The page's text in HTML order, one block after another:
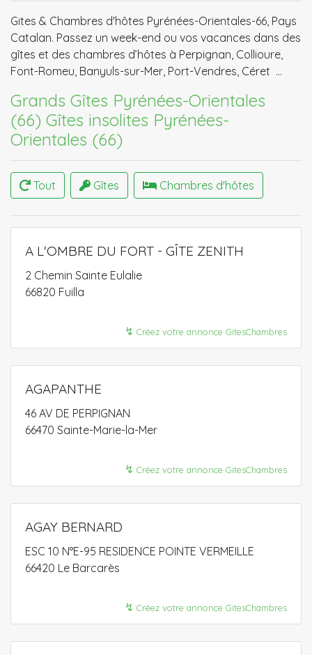
Gites & Chambres d'hôtes Pyrénées-Orientales-66, Pays
Catalan. Passez un week-end ou vos vacances dans des
gîtes et des chambres d’hôtes à Perpignan, Collioure,
Font-Romeu, Banyuls-sur-Mer, Port-Vendres, Céret …
Grands Gîtes Pyrénées-Orientales
(66) Gîtes insolites Pyrénées-
Orientales (66)
Tout Gîtes Chambres d'hôtes
A L'OMBRE DU FORT - GÎTE ZENITH
2 Chemin Sainte Eulalie
66820 Fuilla
↯ Créez votre annonce GitesChambres
AGAPANTHE
46 AV DE PERPIGNAN
66470 Sainte-Marie-la-Mer
↯ Créez votre annonce GitesChambres
AGAY BERNARD
ESC 10 N°E-95 RESIDENCE POINTE VERMEILLE
66420 Le Barcarès
↯ Créez votre annonce GitesChambres